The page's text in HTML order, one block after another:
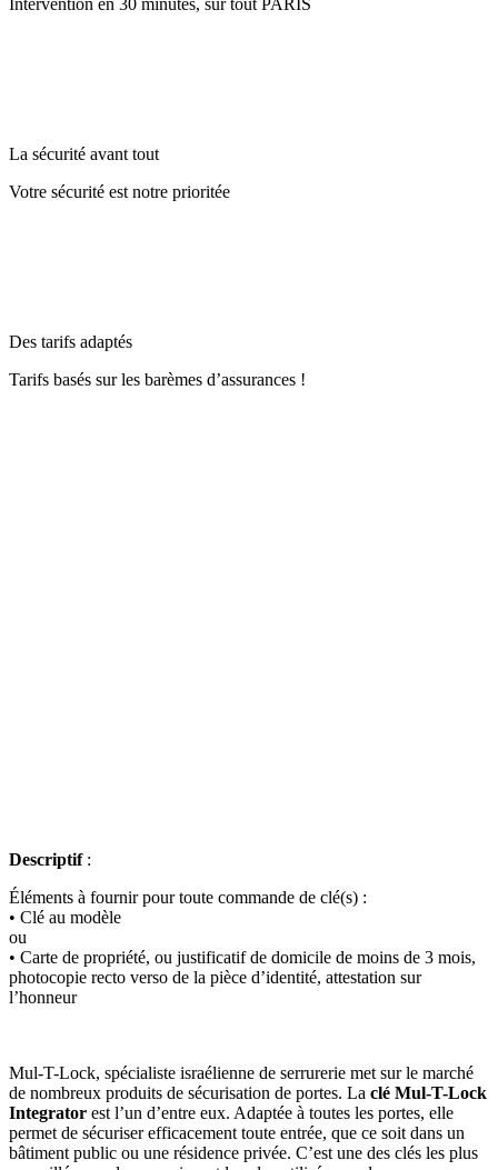
La sécurité avant tout
Votre sécurité est notre prioritée
Des tarifs adaptés
Tarifs basés sur les barèmes d’assurances !
Descriptif:
Éléments à fournir pour toute commande de clé(s) :
• Clé au modèle
ou
• Carte de propriété, ou justificatif de domicile de moins de 3 mois,
photocopie recto verso de la pièce d’identité, attestation sur
l’honneur
Mul-T-Lock, spécialiste israélienne de serrurerie met sur le marché
de nombreux produits de sécurisation de portes. La clé Mul-T-Lock
Integrator est l’un d’entre eux. Adaptée à toutes les portes, elle
permet de sécuriser efficacement toute entrée, que ce soit dans un
bâtiment public ou une résidence privée. C’est une des clés les plus